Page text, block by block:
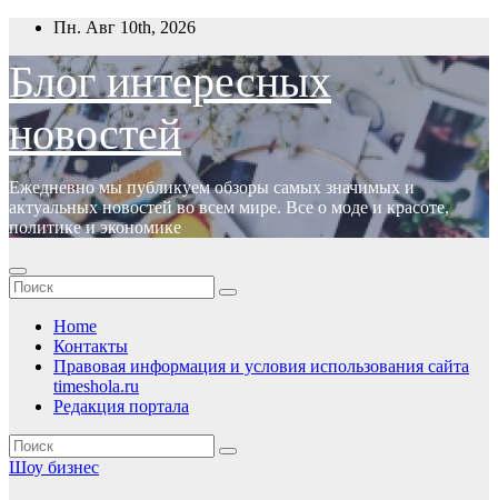
Перейти
содержимому
Пн. Авг 10th, 2026
Блог интересных
новостей
Ежедневно мы публикуем обзоры самых значимых и
актуальных новостей во всем мире. Все о моде и красоте,
политике и экономике
Home
Контакты
Правовая информация и условия использования сайта
timeshola.ru
Редакция портала
Шоу бизнес